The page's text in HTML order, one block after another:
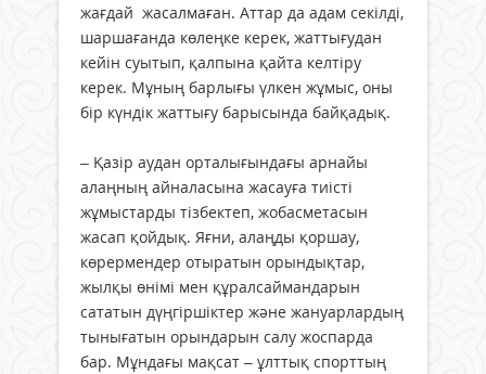
жағдай жасалмаған. Аттар да адам секілді,
шаршағанда көлеңке керек, жаттығудан
кейін суытып, қалпына қайта келтіру
керек. Мұның барлығы үлкен жұмыс, оны
бір күндік жаттығу барысында байқадық.
– Қазір аудан орталығындағы арнайы
алаңның айналасына жасауға тиісті
жұмыстарды тізбектеп, жобасметасын
жасап қойдық. Яғни, алаңды қоршау,
көрермендер отыратын орындықтар,
жылқы өнімі мен құралсаймандарын
сататын дүңгіршіктер және жануарлардың
тынығатын орындарын салу жоспарда
бар. Мұндағы мақсат – ұлттық спорттың